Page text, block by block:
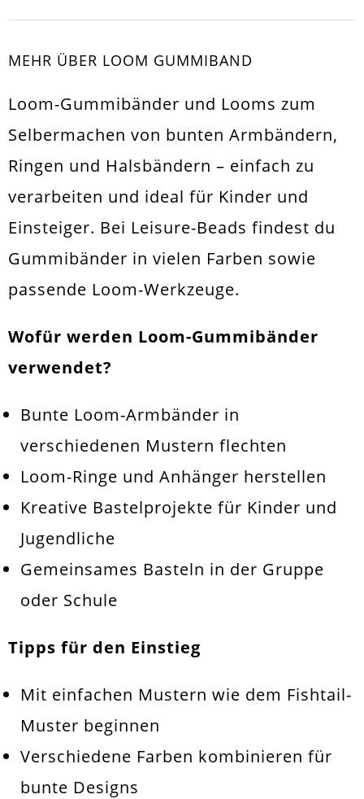
MEHR ÜBER LOOM GUMMIBAND
Loom-Gummibänder und Looms zum
Selbermachen von bunten Armbändern,
Ringen und Halsbändern – einfach zu
verarbeiten und ideal für Kinder und
Einsteiger. Bei Leisure-Beads findest du
Gummibänder in vielen Farben sowie
passende Loom-Werkzeuge.
Wofür werden Loom-Gummibänder
verwendet?
Bunte Loom-Armbänder in
verschiedenen Mustern flechten
Loom-Ringe und Anhänger herstellen
Kreative Bastelprojekte für Kinder und
Jugendliche
Gemeinsames Basteln in der Gruppe
oder Schule
Tipps für den Einstieg
Mit einfachen Mustern wie dem Fishtail-
Muster beginnen
Verschiedene Farben kombinieren für
bunte Designs